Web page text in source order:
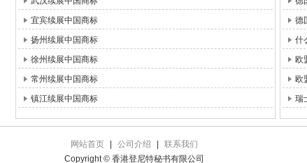
宜宾续展中国商标
扬州续展中国商标
徐州续展中国商标
常州续展中国商标
镇江续展中国商标
德
什
欧
欧
瑞
网站首页 公司介绍
联系我们
Copyright © 香港登尼特秘书有限公司